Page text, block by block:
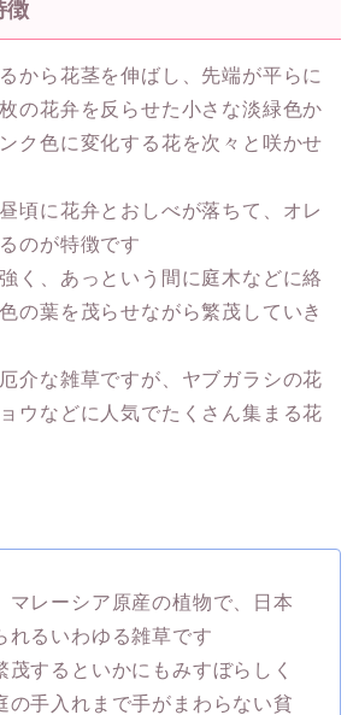
徴
から花茎を伸ばし、先端が平らに
の花弁を反らせた小さな淡緑色か
ク色に変化する花を次々と咲かせ
頃に花弁とおしべが落ちて、オレ
のが特徴です
く、あっという間に庭木などに絡
の葉を茂らせながら繁茂していき
介な雑草ですが、ヤブガラシの花
ウなどに人気でたくさん集まる花
マレーシア原産の植物で、日本
れるいわゆる雑草です
茂するといかにもみすぼらしく
の手入れまで手がまわらない貧